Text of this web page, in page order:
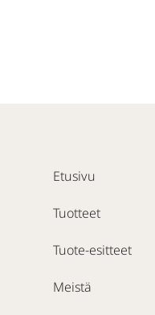
Etusivu
Tuotteet
Tuote-esitteet
Meistä